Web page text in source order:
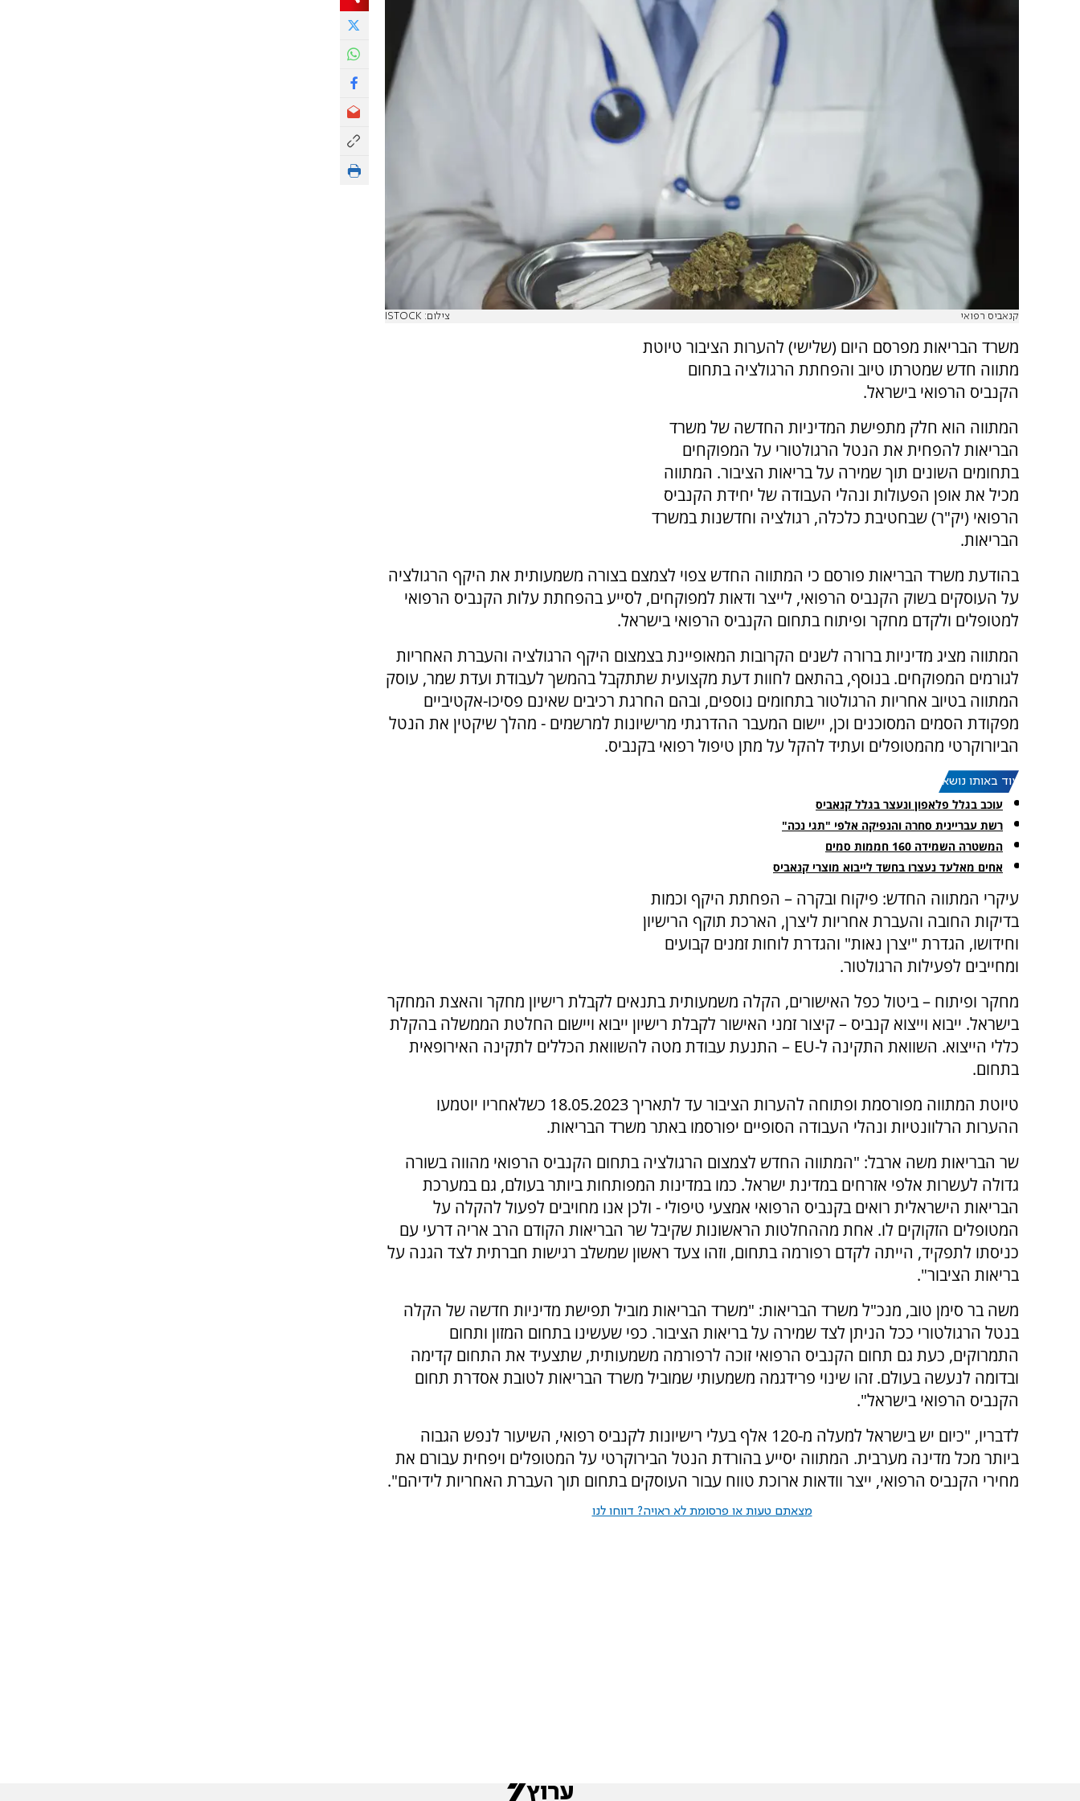
קנאביס רפואי צילום: ISTOCK
משרד הבריאות מפרסם היום (שלישי) להערות הציבור טיוטת
מתווה חדש שמטרתו טיוב והפחתת הרגולציה בתחום
הקנביס הרפואי בישראל.
המתווה הוא חלק מתפישת המדיניות החדשה של משרד
הבריאות להפחית את הנטל הרגולטורי על המפוקחים
בתחומים השונים תוך שמירה על בריאות הציבור. המתווה
מכיל את אופן הפעולות ונהלי העבודה של יחידת הקנביס
הרפואי (יק"ר) שבחטיבת כלכלה, רגולציה וחדשנות במשרד
הבריאות.
בהודעת משרד הבריאות פורסם כי המתווה החדש צפוי לצמצם בצורה משמעותית את היקף הרגולציה
על העוסקים בשוק הקנביס הרפואי, לייצר ודאות למפוקחים, לסייע בהפחתת עלות הקנביס הרפואי
למטופלים ולקדם מחקר ופיתוח בתחום הקנביס הרפואי בישראל.
המתווה מציג מדיניות ברורה לשנים הקרובות המאופיינת בצמצום היקף הרגולציה והעברת האחריות
לגורמים המפוקחים. בנוסף, בהתאם לחוות דעת מקצועית שתתקבל בהמשך לעבודת ועדת שמר, עוסק
המתווה בטיוב אחריות הרגולטור בתחומים נוספים, ובהם החרגת רכיבים שאינם פסיכו-אקטיביים
מפקודת הסמים המסוכנים וכן, יישום המעבר ההדרגתי מרישיונות למרשמים - מהלך שיקטין את הנטל
הביורוקרטי מהמטופלים ועתיד להקל על מתן טיפול רפואי בקנביס.
עוד באותו נושא:
עוכב בגלל פלאפון ונעצר בגלל קנאביס
רשת עבריינית סחרה והנפיקה אלפי "תגי נכה"
המשטרה השמידה 160 חממות סמים
אחים מאלעד נעצרו בחשד לייבוא מוצרי קנאביס
עיקרי המתווה החדש: פיקוח ובקרה – הפחתת היקף וכמות
בדיקות החובה והעברת אחריות ליצרן, הארכת תוקף הרישיון
וחידושו, הגדרת "יצרן נאות" והגדרת לוחות זמנים קבועים
ומחייבים לפעילות הרגולטור.
מחקר ופיתוח – ביטול כפל האישורים, הקלה משמעותית בתנאים לקבלת רישיון מחקר והאצת המחקר
בישראל. ייבוא וייצוא קנביס – קיצור זמני האישור לקבלת רישיון ייבוא ויישום החלטת הממשלה בהקלת
כללי הייצוא. השוואת התקינה ל-EU – התנעת עבודת מטה להשוואת הכללים לתקינה האירופאית
בתחום.
טיוטת המתווה מפורסמת ופתוחה להערות הציבור עד לתאריך 18.05.2023 כשלאחריו יוטמעו
ההערות הרלוונטיות ונהלי העבודה הסופיים יפורסמו באתר משרד הבריאות.
שר הבריאות משה ארבל: "המתווה החדש לצמצום הרגולציה בתחום הקנביס הרפואי מהווה בשורה
גדולה לעשרות אלפי אזרחים במדינת ישראל. כמו במדינות המפותחות ביותר בעולם, גם במערכת
הבריאות הישראלית רואים בקנביס הרפואי אמצעי טיפולי - ולכן אנו מחויבים לפעול להקלה על
המטופלים הזקוקים לו. אחת מההחלטות הראשונות שקיבל שר הבריאות הקודם הרב אריה דרעי עם
כניסתו לתפקיד, הייתה לקדם רפורמה בתחום, וזהו צעד ראשון שמשלב רגישות חברתית לצד הגנה על
בריאות הציבור".
משה בר סימן טוב, מנכ"ל משרד הבריאות: "משרד הבריאות מוביל תפישת מדיניות חדשה של הקלה
בנטל הרגולטורי ככל הניתן לצד שמירה על בריאות הציבור. כפי שעשינו בתחום המזון ותחום
התמרוקים, כעת גם תחום הקנביס הרפואי זוכה לרפורמה משמעותית, שתצעיד את התחום קדימה
ובדומה לנעשה בעולם. זהו שינוי פרידגמה משמעותי שמוביל משרד הבריאות לטובת אסדרת תחום
הקנביס הרפואי בישראל".
לדבריו, "כיום יש בישראל למעלה מ-120 אלף בעלי רישיונות לקנביס רפואי, השיעור לנפש הגבוה
ביותר מכל מדינה מערבית. המתווה יסייע בהורדת הנטל הבירוקרטי על המטופלים ויפחית עבורם את
מחירי הקנביס הרפואי, ייצר וודאות ארוכת טווח עבור העוסקים בתחום תוך העברת האחריות לידיהם".
מצאתם טעות או פרסומת לא ראויה? דווחו לנו